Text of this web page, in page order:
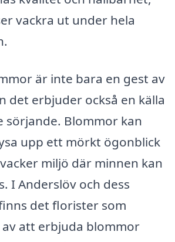
vackra ut under hela
är inte bara en gest av
det erbjuder också en källa
sörjande. Blommor kan
upp ett mörkt ögonblick
miljö där minnen kan
I Anderslöv och dess
det florister som
att erbjuda blommor